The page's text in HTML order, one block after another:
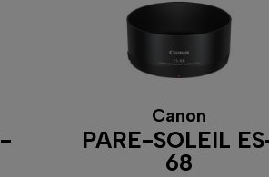
Canon
PARE-SOLEIL
68